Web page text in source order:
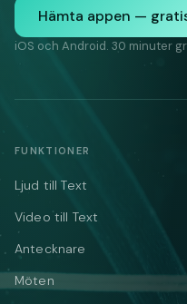
Hämta appen —
iOS och Android. 30 minuter
FUNKTIONER
Ljud till Text
Video till Text
Antecknare
Möten